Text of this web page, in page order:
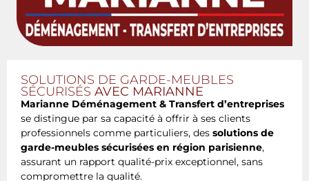
SOLUTIONS DE GARDE-MEUBLES
SÉCURISÉS AVEC MARIANNE
Marianne Déménagement & Transfert d’entreprises
se distingue par sa capacité à offrir à ses clients
professionnels comme particuliers, des solutions de
garde-meubles sécurisées en région parisienne,
assurant un rapport qualité-prix exceptionnel, sans
compromettre la qualité.